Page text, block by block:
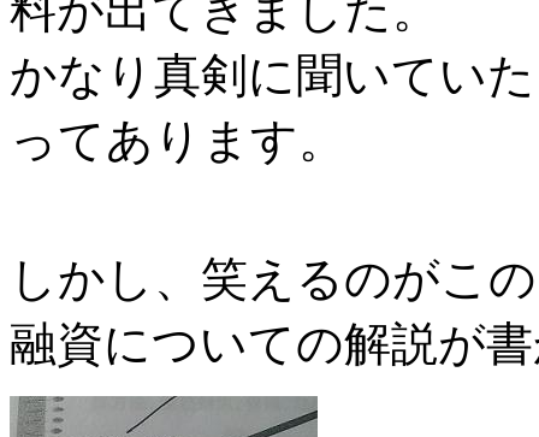
料が出てきました。
かなり真剣に聞いてい
ってあります。
しかし、笑えるのがこ
融資についての解説が